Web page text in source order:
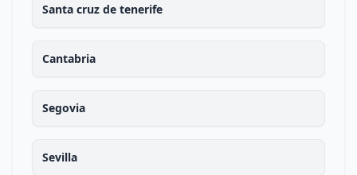
Santa cruz de tenerife
Cantabria
Segovia
Sevilla